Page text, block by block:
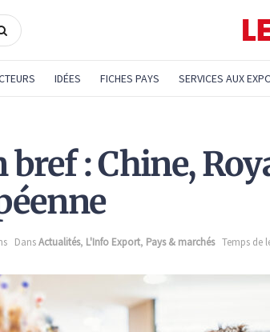
IDÉES FICHES PAYS SERVICES AUX
bref : Chine,
DansActualités, L'Info Export, Pays & marchés Temps de